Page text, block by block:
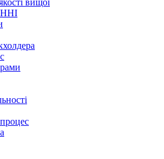
вищої
ННІ